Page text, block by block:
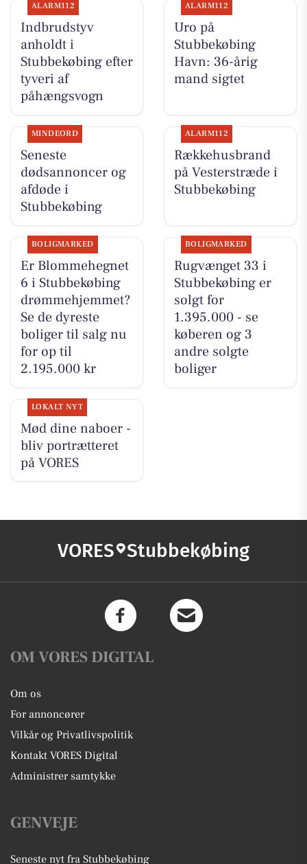
ALARM112
Indbrudstyv
anholdt i
Stubbekøbing efter
tyveri af
påhængsvogn
ALARM112
Uro på
Stubbekøbing
Havn: 36-årig
mand sigtet
MINDEORD
Seneste
dødsannoncer og
afdøde i
Stubbekøbing
ALARM112
Rækkehusbrand
på Vesterstræde i
Stubbekøbing
BOLIGMARKED
Er Blommehegnet
6 i Stubbekøbing
drømmehjemmet?
Se de dyreste
boliger til salg nu
for op til
2.195.000 kr
BOLIGMARKED
Rugvænget 33 i
Stubbekøbing er
solgt for
1.395.000 - se
køberen og 3
andre solgte
boliger
LOKALT NYT
Mød dine naboer -
bliv portrætteret
på VORES
VORES Stubbekøbing
OM VORES DIGITAL
Om os
For annoncører
Vilkår og Privatlivspolitik
Kontakt VORES Digital
Administrer samtykke
GENVEJE
Seneste nyt fra Stubbekøbing